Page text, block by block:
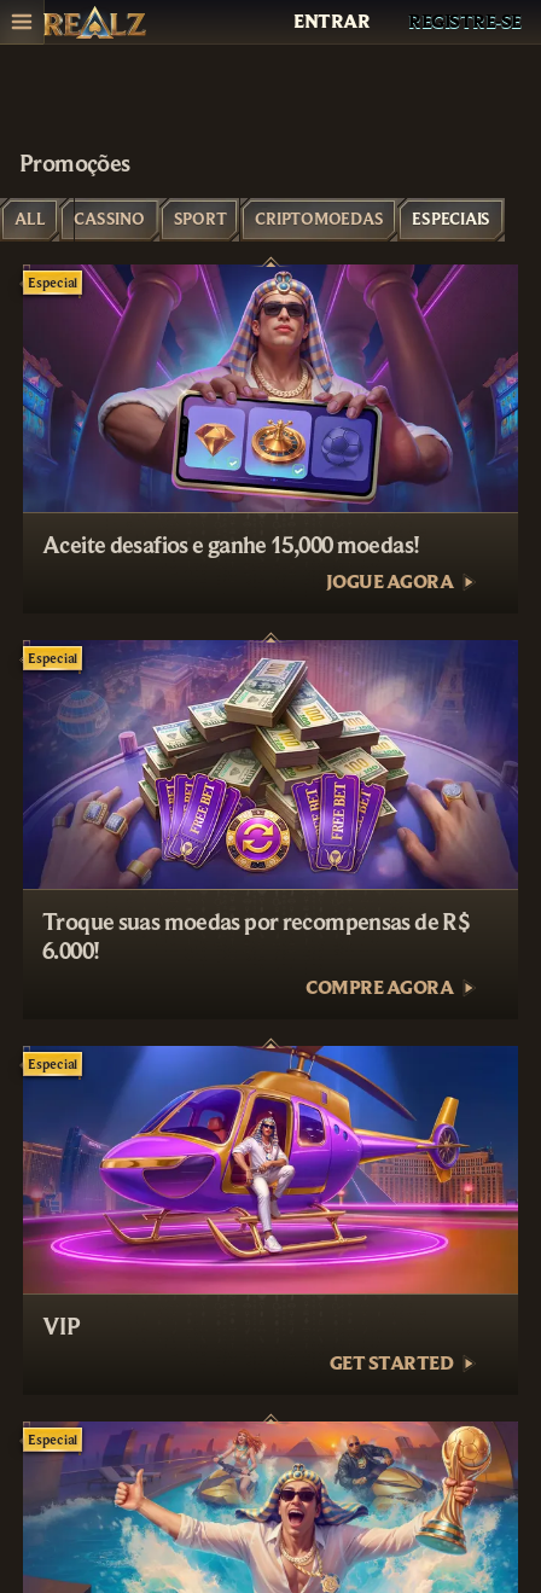
ENTRAR REGISTRE-SE
Promoções
ALL CASSINO SPORT CRIPTOMOEDAS ESPECIAIS
Especial
Aceite desafios e ganhe 15,000 moedas!
JOGUE AGORA
Especial
Troque suas moedas por recompensas de R$
6.000!
COMPRE AGORA
Especial
VIP
GET STARTED
Especial